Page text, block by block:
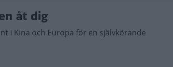
åt dig
i Kina och Europa för en självkörande